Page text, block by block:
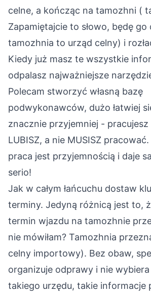
celne, a kończąc na tamozhni (
Zapamiętajcie to słowo, będę go
tamozhnia to urząd celny) i
Kiedy już masz te wszystkie
odpalasz najważniejsze
Polecam stworzyć własną bazę
podwykonawców, dużo łatwiej
znacznie przyjemniej -
LUBISZ, a nie MUSISZ
praca jest przyjemnością i daje
serio!
Jak w całym łańcuchu dostaw
terminy. Jedyną różnicą jest to,
termin wjazdu na tamozhnie
nie mówiłam? Tamozhnia
celny importowy). Bez obaw,
organizuje odprawy i nie wybiera
takiego urzędu, takie informacje